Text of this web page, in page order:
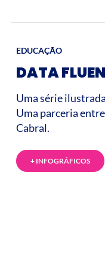
EDUCAÇÃO
DATA
Uma série
Uma parceria
Cabral.
+ INFOGRÁFICOS